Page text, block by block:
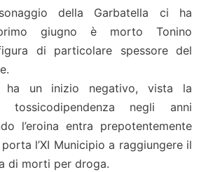
della Garbatella ci ha
giugno è morto Tonino
di particolare spessore del
ha un inizio negativo, vista la
tossicodipendenza negli anni
l’eroina entra prepotentemente
l’XI Municipio a raggiungere il
di morti per droga.